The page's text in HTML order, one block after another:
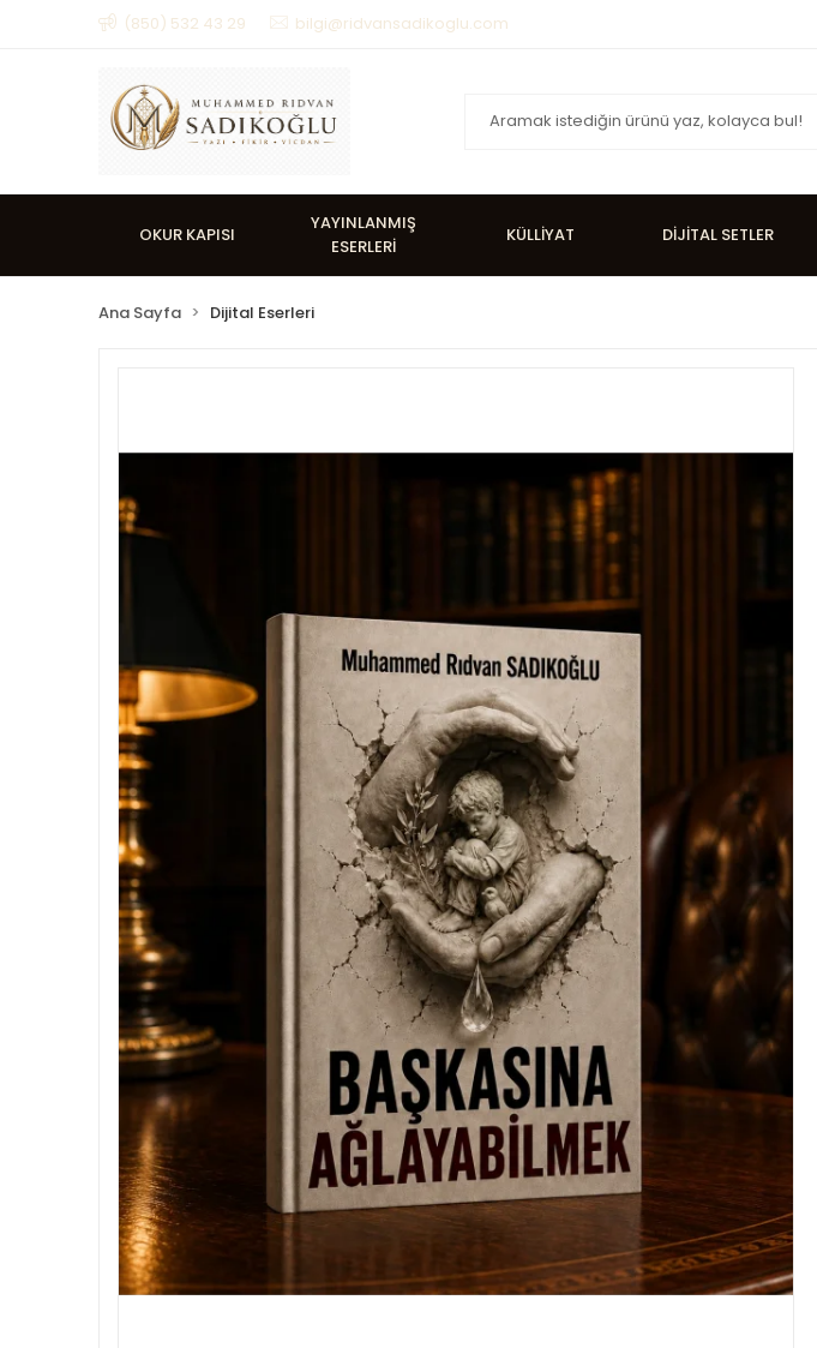
(850) 532 43 29 bilgi@ridvansadikoglu.com
OKUR KAPISI
YAYINLANMIŞ
ESERLERİ
KÜLLİYAT DİJİTAL SETLER
Ana Sayfa Dijital Eserleri